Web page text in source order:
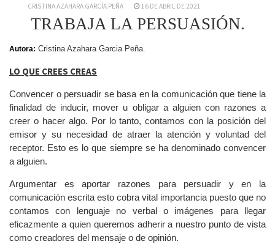
CRISTINA AZAHARA GARCÍA PEÑA 16 DE ABRIL DE 2021
TRABAJA LA PERSUASIÓN.
Autora: Cristina Azahara Garcia Peña.
LO QUE CREES CREAS
Convencer o persuadir se basa en la comunicación que tiene la
finalidad de inducir, mover u obligar a alguien con razones a
creer o hacer algo. Por lo tanto, contamos con la posición del
emisor y su necesidad de atraer la atención y voluntad del
receptor. Esto es lo que siempre se ha denominado convencer
a alguien.
Argumentar es aportar razones para persuadir y en la
comunicación escrita esto cobra vital importancia puesto que no
contamos con lenguaje no verbal o imágenes para llegar
eficazmente a quien queremos adherir a nuestro punto de vista
como creadores del mensaje o de opinión.